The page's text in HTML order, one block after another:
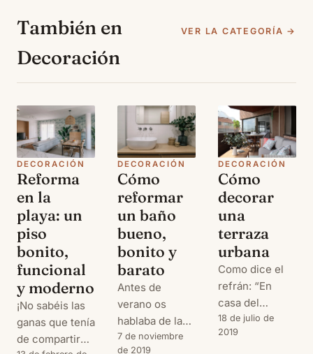
También en
Decoración
VER LA CATEGORÍA →
DECORACIÓN
Reforma
en la
playa: un
piso
bonito,
funcional
y moderno
¡No sabéis las
ganas que tenía
de compartir
DECORACIÓN
Cómo
reformar
un baño
bueno,
bonito y
barato
Antes de
verano os
hablaba de la
reforma de
7 de noviembre
de 2019
DECORACIÓN
Cómo
decorar
una
terraza
urbana
Como dice el
refrán: “En
casa del
herrero,
cuchara de
18 de julio de
2019